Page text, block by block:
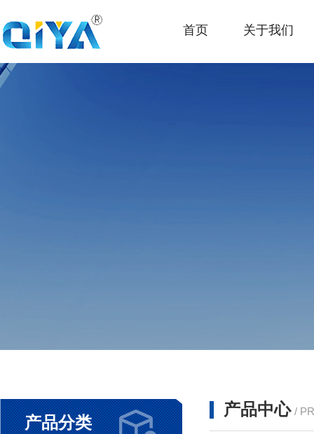
首页 关于我们
产品分类
产品中心 /